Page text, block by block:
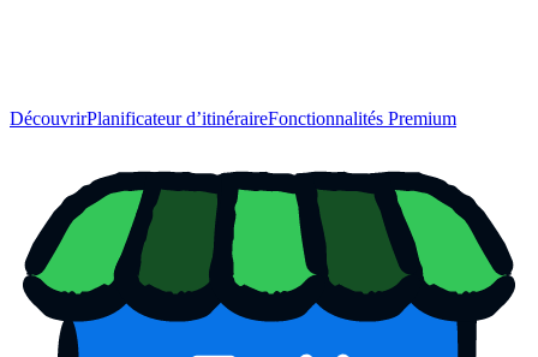
DécouvrirPlanificateur d’itinéraireFonctionnalités Premium